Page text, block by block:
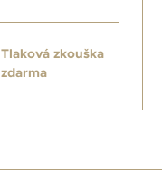
Tlaková zkouška
zdarma